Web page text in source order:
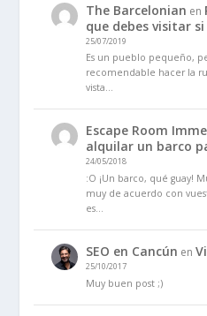
The Barcelonian en
que debes visitar
25/07/2019
Es un pueblo pequeño,
recomendable hacer la
vista…
Escape Room
alquilar un barco
24/05/2018
:O ¡Un barco, qué guay!
muy de acuerdo con
es…
SEO en Cancún en
25/10/2017
Muy buen post ;)